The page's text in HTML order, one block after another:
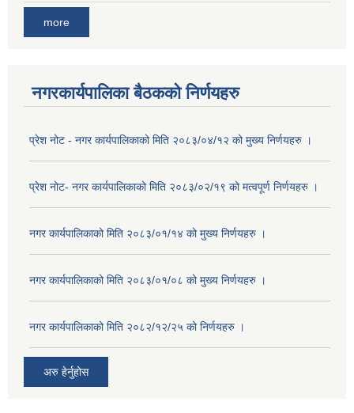
more
नगरकार्यपालिका बैठकको निर्णयहरु
प्रेश नोट - नगर कार्यपालिकाको मिति २०८३/०४/१२ को मुख्य निर्णयहरु ।
प्रेश नोट- नगर कार्यपालिकाको मिति २०८३/०२/१९ को मत्वपूर्ण निर्णयहरु ।
नगर कार्यपालिकाको मिति २०८३/०१/१४ को मुख्य निर्णयहरु ।
नगर कार्यपालिकाको मिति २०८३/०१/०८ को मुख्य निर्णयहरु ।
नगर कार्यपालिकाको मिति २०८२/१२/२५ को निर्णयहरु ।
अरु हेर्नुहोस